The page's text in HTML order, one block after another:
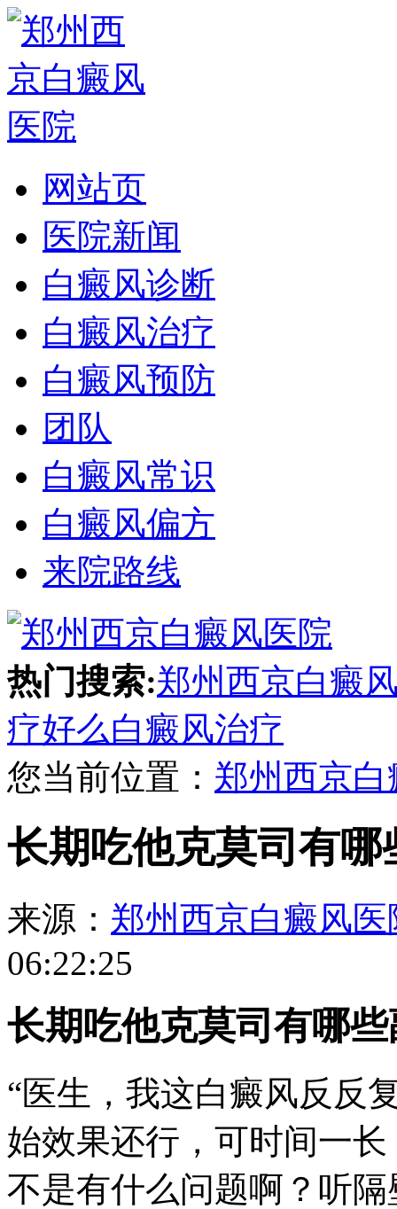
网站页
医院新闻
白癜风诊断
白癜风治疗
白癜风预防
团队
白癜风常识
白癜风偏方
来院路线
热门搜索:郑州西京白癜
疗好么白癜风治疗
您当前位置： 郑州西京
长期吃他克莫司有
来源： 郑州西京白癜风医
06:22:25
长期吃他克莫司有哪
“医生，我这白癜风反反
始效果还行，可时间一
不是有什么问题啊？听